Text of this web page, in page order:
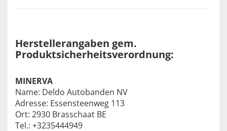
Herstellerangaben gem.
Produktsicherheitsverordnung:
MINERVA
Name: Deldo Autobanden NV
Adresse: Essensteenweg 113
Ort: 2930 Brasschaat BE
Tel.: +3235444949